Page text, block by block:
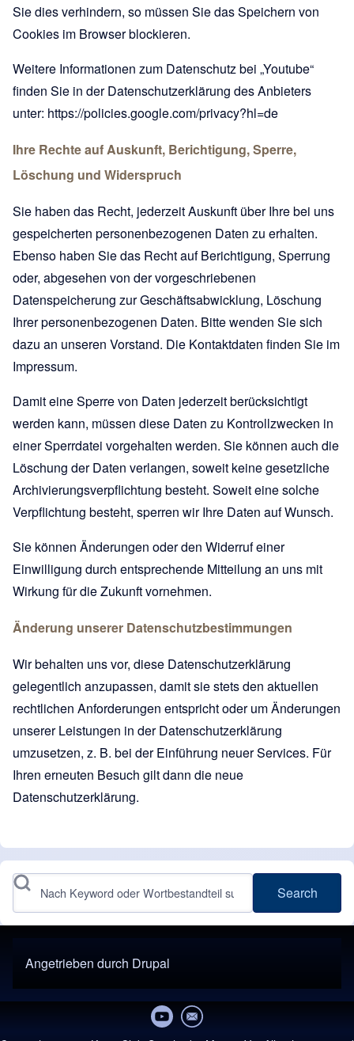
Sie dies verhindern, so müssen Sie das Speichern von
Cookies im Browser blockieren.
Weitere Informationen zum Datenschutz bei „Youtube“
finden Sie in der Datenschutzerklärung des Anbieters
unter: https://policies.google.com/privacy?hl=de
Ihre Rechte auf Auskunft, Berichtigung, Sperre,
Löschung und Widerspruch
Sie haben das Recht, jederzeit Auskunft über Ihre bei uns
gespeicherten personenbezogenen Daten zu erhalten.
Ebenso haben Sie das Recht auf Berichtigung, Sperrung
oder, abgesehen von der vorgeschriebenen
Datenspeicherung zur Geschäftsabwicklung, Löschung
Ihrer personenbezogenen Daten. Bitte wenden Sie sich
dazu an unseren Vorstand. Die Kontaktdaten finden Sie im
Impressum.
Damit eine Sperre von Daten jederzeit berücksichtigt
werden kann, müssen diese Daten zu Kontrollzwecken in
einer Sperrdatei vorgehalten werden. Sie können auch die
Löschung der Daten verlangen, soweit keine gesetzliche
Archivierungsverpflichtung besteht. Soweit eine solche
Verpflichtung besteht, sperren wir Ihre Daten auf Wunsch.
Sie können Änderungen oder den Widerruf einer
Einwilligung durch entsprechende Mitteilung an uns mit
Wirkung für die Zukunft vornehmen.
Änderung unserer Datenschutzbestimmungen
Wir behalten uns vor, diese Datenschutzerklärung
gelegentlich anzupassen, damit sie stets den aktuellen
rechtlichen Anforderungen entspricht oder um Änderungen
unserer Leistungen in der Datenschutzerklärung
umzusetzen, z. B. bei der Einführung neuer Services. Für
Ihren erneuten Besuch gilt dann die neue
Datenschutzerklärung.
Search
Angetrieben durch Drupal